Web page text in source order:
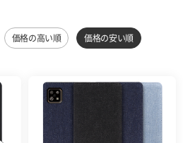
価格の高い順 価格の安い順